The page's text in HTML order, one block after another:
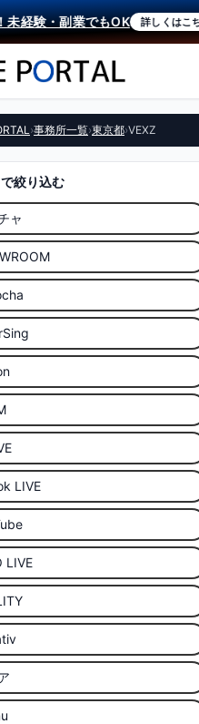
験・副業でもOK 詳しくはこちら
›事務所一覧›東京都›VEXZ
絞り込む
ャ
LIVE
LIVE